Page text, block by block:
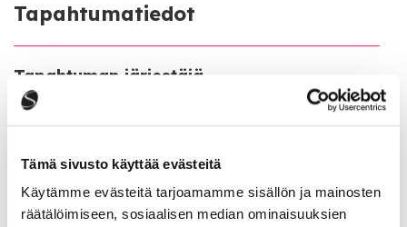
Tämä sivusto käyttää evästeitä
Käytämme evästeitä tarjoamamme sisällön ja mainosten
räätälöimiseen, sosiaalisen median ominaisuuksien
Tapahtumatiedot
Tapahtuman järjestäjä
Yhdessä vanhemmuuden tueksi –hanke
Katso kaikki tapahtumat